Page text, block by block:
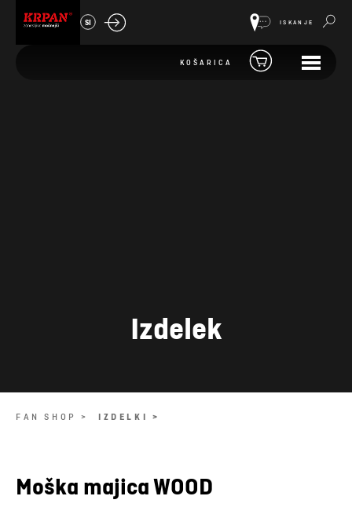
SI ISKANJE
KOŠARICA
Izdelek
FAN SHOP > IZDELKI >
Moška majica WOOD